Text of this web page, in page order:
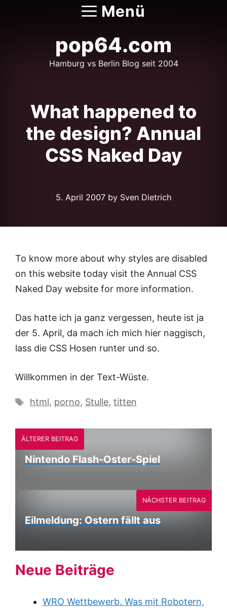
Menü
pop64.com
Hamburg vs Berlin Blog seit 2004
What happened to
the design? Annual
CSS Naked Day
5. April 2007by Sven Dietrich
To know more about why styles are disabled
on this website today visit the Annual CSS
Naked Day website for more information.
Das hatte ich ja ganz vergessen, heute ist ja
der 5. April, da mach ich mich hier naggisch,
lass die CSS Hosen runter und so.
Willkommen in der Text-Wüste.
Schlagwörter
html, porno, Stulle, titten
ÄLTERER BEITRAG
Nintendo Flash-Oster-Spiel
Eilmeldung: Ostern fällt aus
NÄCHSTER BEITRAG
Neue Beiträge
WRO Wettbewerb. Was mit Robotern,